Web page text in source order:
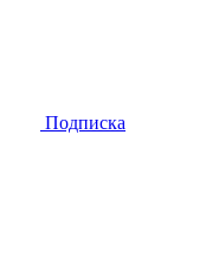
Подписка